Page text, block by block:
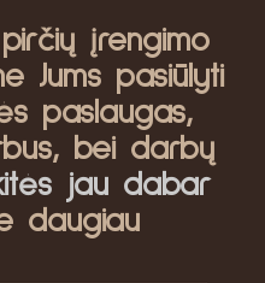
įrengimo
Jums pasiūlyti
paslaugas,
bei darbų
jau dabar
daugiau